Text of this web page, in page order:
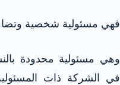
فهي مسئولية شخصية
وهي مسئولية محدودة
في الشركة ذات